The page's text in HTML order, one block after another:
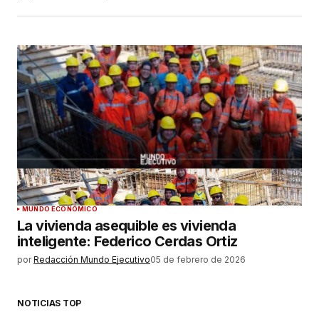
MUNDO ECONÓMICO
La vivienda asequible es vivienda
inteligente: Federico Cerdas Ortiz
por Redacción Mundo Ejecutivo05 de febrero de 2026
NOTICIAS TOP